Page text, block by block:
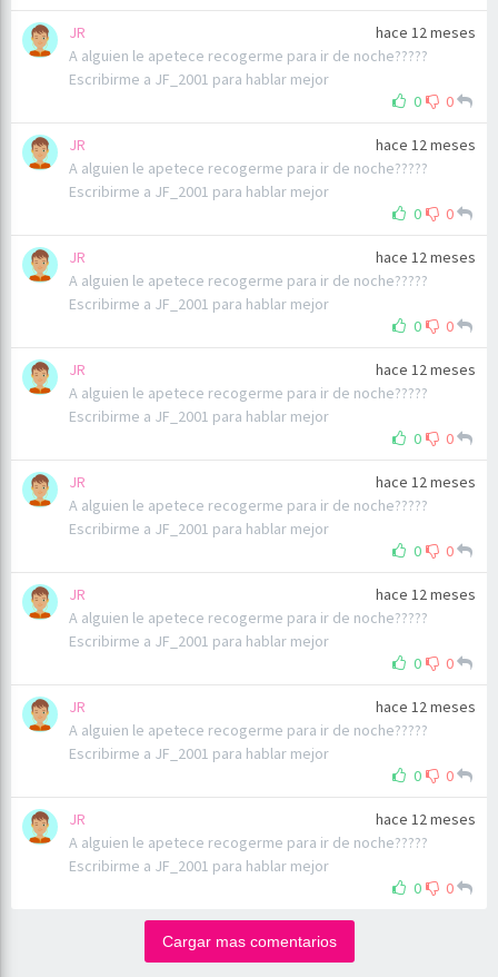
JR
hace 12 meses
A alguien le apetece recogerme para ir de noche?????
Escribirme a JF_2001 para hablar mejor
0
0
JR
hace 12 meses
A alguien le apetece recogerme para ir de noche?????
Escribirme a JF_2001 para hablar mejor
0
0
JR
hace 12 meses
A alguien le apetece recogerme para ir de noche?????
Escribirme a JF_2001 para hablar mejor
0
0
JR
hace 12 meses
A alguien le apetece recogerme para ir de noche?????
Escribirme a JF_2001 para hablar mejor
0
0
JR
hace 12 meses
A alguien le apetece recogerme para ir de noche?????
Escribirme a JF_2001 para hablar mejor
0
0
JR
hace 12 meses
A alguien le apetece recogerme para ir de noche?????
Escribirme a JF_2001 para hablar mejor
0
0
JR
hace 12 meses
A alguien le apetece recogerme para ir de noche?????
Escribirme a JF_2001 para hablar mejor
0
0
JR
hace 12 meses
A alguien le apetece recogerme para ir de noche?????
Escribirme a JF_2001 para hablar mejor
0
0
Cargar mas comentarios